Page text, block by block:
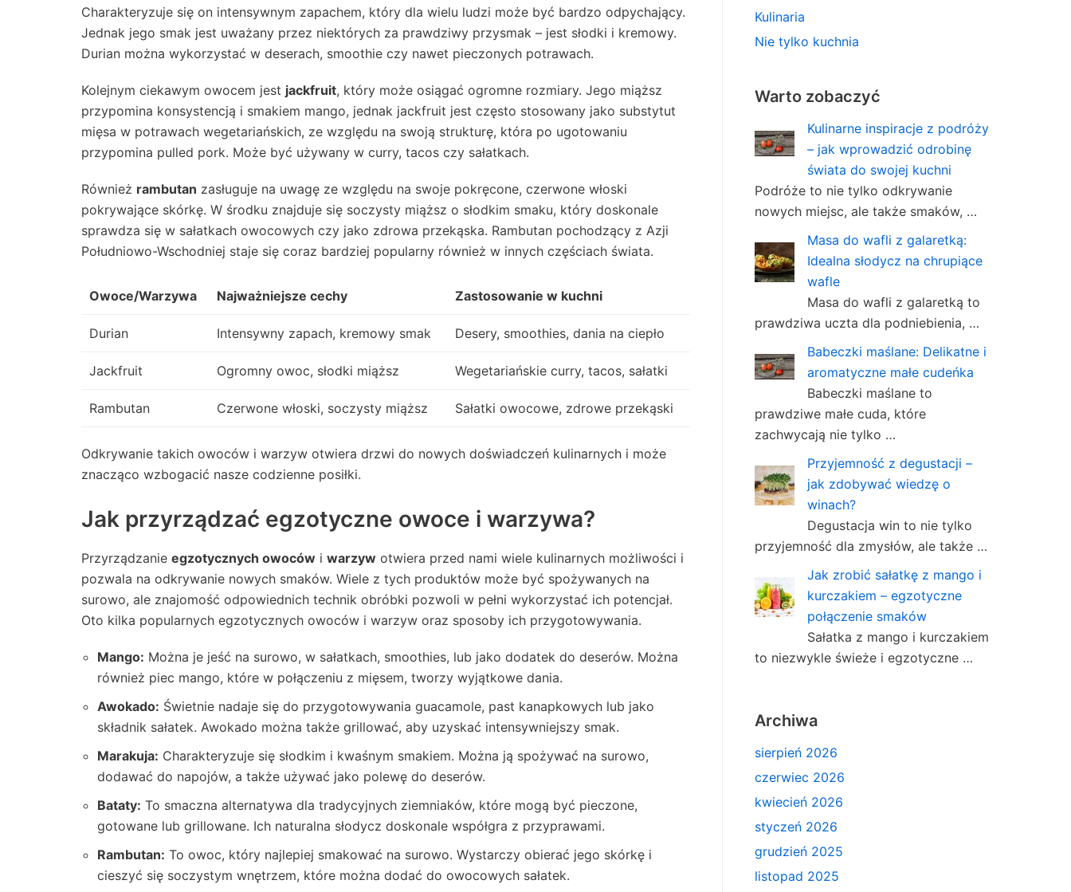
Charakteryzuje się on intensywnym zapachem, który dla wielu ludzi może być bardzo odpychający.
Jednak jego smak jest uważany przez niektórych za prawdziwy przysmak – jest słodki i kremowy.
Durian można wykorzystać w deserach, smoothie czy nawet pieczonych potrawach.
Kolejnym ciekawym owocem jest jackfruit, który może osiągać ogromne rozmiary. Jego miąższ
przypomina konsystencją i smakiem mango, jednak jackfruit jest często stosowany jako substytut
mięsa w potrawach wegetariańskich, ze względu na swoją strukturę, która po ugotowaniu
przypomina pulled pork. Może być używany w curry, tacos czy sałatkach.
Również rambutan zasługuje na uwagę ze względu na swoje pokręcone, czerwone włoski
pokrywające skórkę. W środku znajduje się soczysty miąższ o słodkim smaku, który doskonale
sprawdza się w sałatkach owocowych czy jako zdrowa przekąska. Rambutan pochodzący z Azji
Południowo-Wschodniej staje się coraz bardziej popularny również w innych częściach świata.
Owoce/Warzywa Najważniejsze cechy Zastosowanie w kuchni
Durian Intensywny zapach, kremowy smak Desery, smoothies, dania na ciepło
Jackfruit Ogromny owoc, słodki miąższ Wegetariańskie curry, tacos, sałatki
Rambutan Czerwone włoski, soczysty miąższ Sałatki owocowe, zdrowe przekąski
Odkrywanie takich owoców i warzyw otwiera drzwi do nowych doświadczeń kulinarnych i może
znacząco wzbogacić nasze codzienne posiłki.
Jak przyrządzać egzotyczne owoce i warzywa?
Przyrządzanie egzotycznych owoców i warzyw otwiera przed nami wiele kulinarnych możliwości i
pozwala na odkrywanie nowych smaków. Wiele z tych produktów może być spożywanych na
surowo, ale znajomość odpowiednich technik obróbki pozwoli w pełni wykorzystać ich potencjał.
Oto kilka popularnych egzotycznych owoców i warzyw oraz sposoby ich przygotowywania.
Mango: Można je jeść na surowo, w sałatkach, smoothies, lub jako dodatek do deserów. Można
również piec mango, które w połączeniu z mięsem, tworzy wyjątkowe dania.
Awokado: Świetnie nadaje się do przygotowywania guacamole, past kanapkowych lub jako
składnik sałatek. Awokado można także grillować, aby uzyskać intensywniejszy smak.
Marakuja: Charakteryzuje się słodkim i kwaśnym smakiem. Można ją spożywać na surowo,
dodawać do napojów, a także używać jako polewę do deserów.
Bataty: To smaczna alternatywa dla tradycyjnych ziemniaków, które mogą być pieczone,
gotowane lub grillowane. Ich naturalna słodycz doskonale współgra z przyprawami.
Rambutan: To owoc, który najlepiej smakować na surowo. Wystarczy obierać jego skórkę i
cieszyć się soczystym wnętrzem, które można dodać do owocowych sałatek.
Kulinaria
Nie tylko kuchnia
Warto zobaczyć
Kulinarne inspiracje z podróży
– jak wprowadzić odrobinę
świata do swojej kuchni
Podróże to nie tylko odkrywanie
nowych miejsc, ale także smaków, …
Masa do wafli z galaretką:
Idealna słodycz na chrupiące
wafle
Masa do wafli z galaretką to
prawdziwa uczta dla podniebienia, …
Babeczki maślane: Delikatne i
aromatyczne małe cudeńka
Babeczki maślane to
prawdziwe małe cuda, które
zachwycają nie tylko …
Przyjemność z degustacji –
jak zdobywać wiedzę o
winach?
Degustacja win to nie tylko
przyjemność dla zmysłów, ale także …
Jak zrobić sałatkę z mango i
kurczakiem – egzotyczne
połączenie smaków
Sałatka z mango i kurczakiem
to niezwykle świeże i egzotyczne …
Archiwa
sierpień 2026
czerwiec 2026
kwiecień 2026
styczeń 2026
grudzień 2025
listopad 2025